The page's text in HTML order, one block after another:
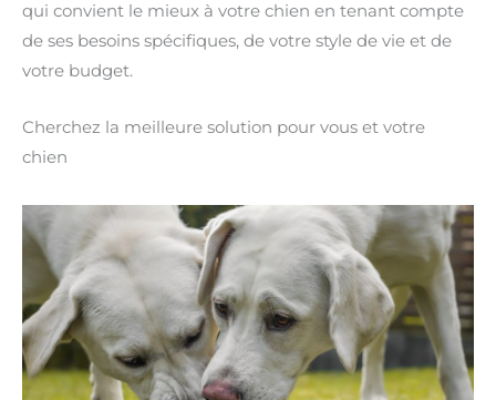
qui convient le mieux à votre chien en tenant compte
de ses besoins spécifiques, de votre style de vie et de
votre budget.
Cherchez la meilleure solution pour vous et votre
chien